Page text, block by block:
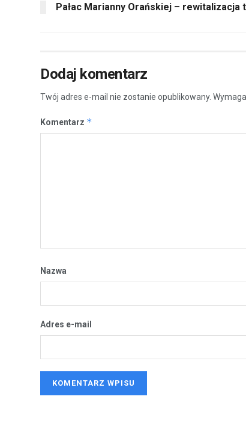
Pałac Marianny Orańskiej – rewitalizacja
Dodaj komentarz
Twój adres e-mail nie zostanie opublikowany.
Komentarz *
Nazwa
Adres e-mail